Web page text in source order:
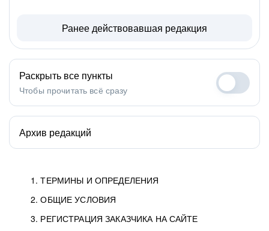
1. ТЕРМИНЫ И ОПРЕДЕЛЕНИЯ
2. ОБЩИЕ УСЛОВИЯ
3. РЕГИСТРАЦИЯ ЗАКАЗЧИКА НА САЙТЕ
Ранее действовавшая редакция
Раскрыть все пункты
Чтобы прочитать всё сразу
Архив редакций